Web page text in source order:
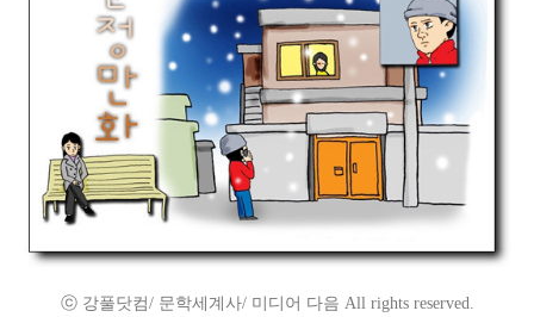
ⓒ 강풀닷컴/ 문학세계사/ 미디어 다음 All rights reserved.